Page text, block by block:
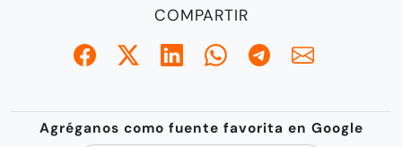
COMPARTIR
Agréganos como fuente favorita en Google